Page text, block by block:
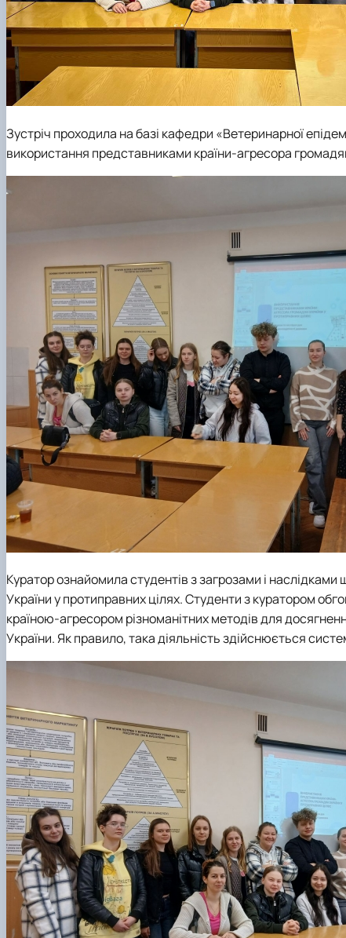
Зустріч проходила на базі кафедри «Ветеринарної
використання представниками країни-агресора
Куратор ознайомила студентів з загрозами і
України у протиправних цілях. Студенти з куратором
країною-агресором різноманітних методів для
України. Як правило, така діяльність здійснюється